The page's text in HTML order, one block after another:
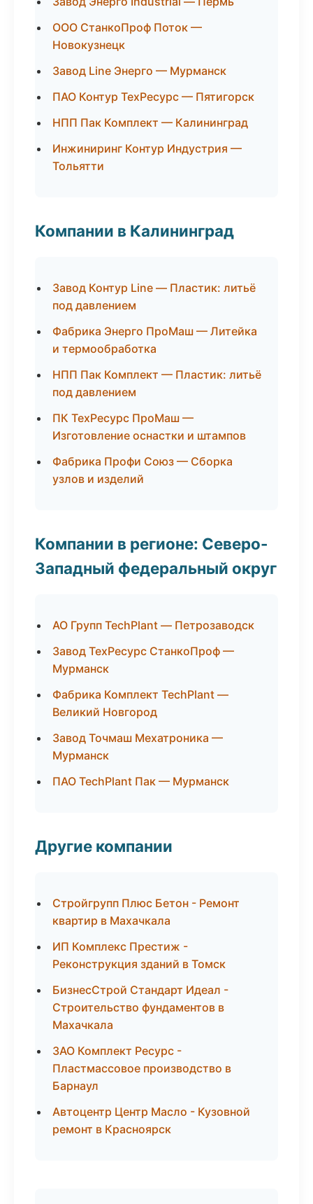
ООО СтанкоПроф Поток —
Новокузнецк
Завод Line Энерго — Мурманск
ПАО Контур ТехРесурс — Пятигорск
НПП Пак Комплект — Калининград
Инжиниринг Контур Индустрия —
Тольятти
Компании в Калининград
Завод Контур Line — Пластик: литьё
под давлением
Фабрика Энерго ПроМаш — Литейка
и термообработка
НПП Пак Комплект — Пластик: литьё
под давлением
ПК ТехРесурс ПроМаш —
Изготовление оснастки и штампов
Фабрика Профи Союз — Сборка
узлов и изделий
Компании в регионе: Северо-
Западный федеральный округ
АО Групп TechPlant — Петрозаводск
Завод ТехРесурс СтанкоПроф —
Мурманск
Фабрика Комплект TechPlant —
Великий Новгород
Завод Точмаш Мехатроника —
Мурманск
ПАО TechPlant Пак — Мурманск
Другие компании
Стройгрупп Плюс Бетон - Ремонт
квартир в Махачкала
ИП Комплекс Престиж -
Реконструкция зданий в Томск
БизнесСтрой Стандарт Идеал -
Строительство фундаментов в
Махачкала
ЗАО Комплект Ресурс -
Пластмассовое производство в
Барнаул
Автоцентр Центр Масло - Кузовной
ремонт в Красноярск